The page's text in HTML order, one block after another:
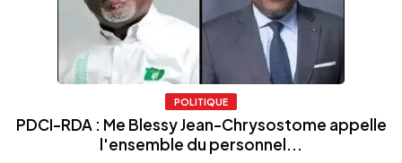
POLITIQUE
PDCI-RDA : Me Blessy Jean-Chrysostome appelle
l'ensemble du personnel...